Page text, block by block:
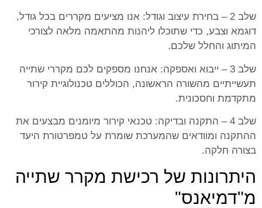
שלב 2 – בחירת עיצוב וגודל: אנו מציעים מקררים בכל גודל,
דוגמא וצבע, כדי שתוכלו ליהנות מהתאמה מלאה לצורכי
המיתוג והחלל שלכם.
שלב 3 – ייבוא ואספקה: אנחנו מספקים לכם מקררי שתייה
תעשייתיים מהשורה הראשונה, הכוללים טכנולוגיית קירור
מתקדמת וחסכונית.
שלב 4 – התקנה ובדיקה: טכנאי קירור מיומנים מבצעים את
ההתקנה ומוודאים שהמערכת שומרת על טמפרטורת היעד
בצורה חלקה.
היתרונות של רכישת מקרר שתייה
מ"דמיאנס"